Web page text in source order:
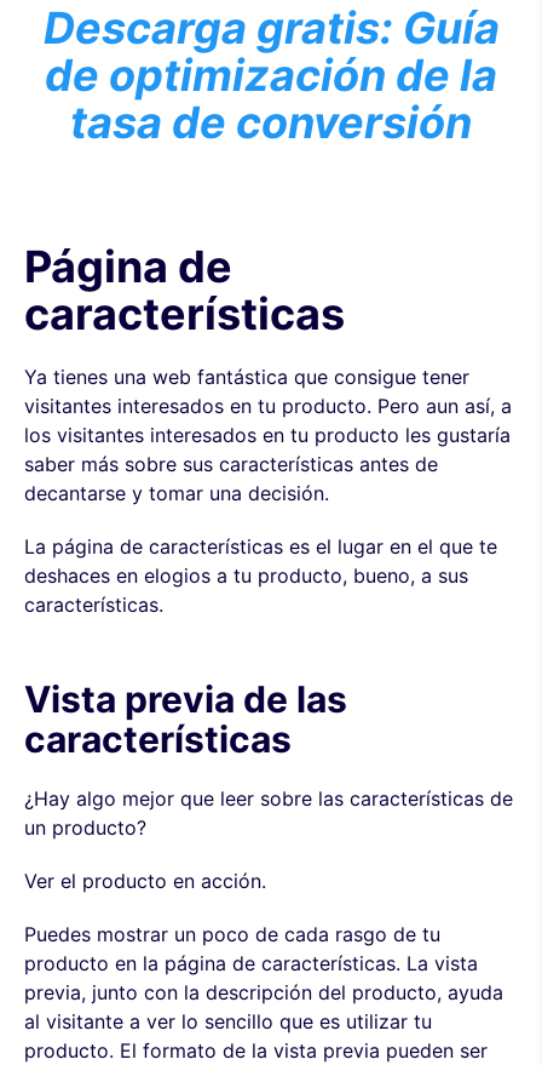
Descarga gratis: Guía
de optimización de la
tasa de conversión
Página de
características
Ya tienes una web fantástica que consigue tener
visitantes interesados en tu producto. Pero aun así, a
los visitantes interesados en tu producto les gustaría
saber más sobre sus características antes de
decantarse y tomar una decisión.
La página de características es el lugar en el que te
deshaces en elogios a tu producto, bueno, a sus
características.
Vista previa de las
características
¿Hay algo mejor que leer sobre las características de
un producto?
Ver el producto en acción.
Puedes mostrar un poco de cada rasgo de tu
producto en la página de características. La vista
previa, junto con la descripción del producto, ayuda
al visitante a ver lo sencillo que es utilizar tu
producto. El formato de la vista previa pueden ser